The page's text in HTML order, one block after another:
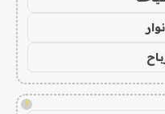
!